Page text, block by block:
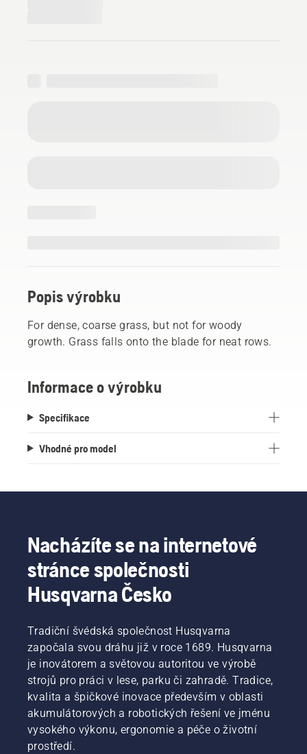
Popis výrobku
For dense, coarse grass, but not for woody
growth. Grass falls onto the blade for neat rows.
Informace o výrobku
Specifikace
Vhodné pro model
Nacházíte se na internetové
stránce společnosti
Husqvarna Česko
Tradiční švédská společnost Husqvarna
započala svou dráhu již v roce 1689. Husqvarna
je inovátorem a světovou autoritou ve výrobě
strojů pro práci v lese, parku či zahradě. Tradice,
kvalita a špičkové inovace především v oblasti
akumulátorových a robotických řešení ve jménu
vysokého výkonu, ergonomie a péče o životní
prostředí.